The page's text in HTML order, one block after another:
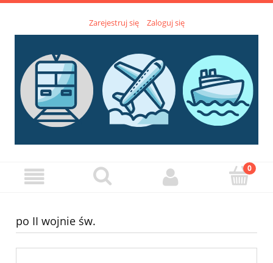
Zarejestruj się Zaloguj się
po II wojnie św.